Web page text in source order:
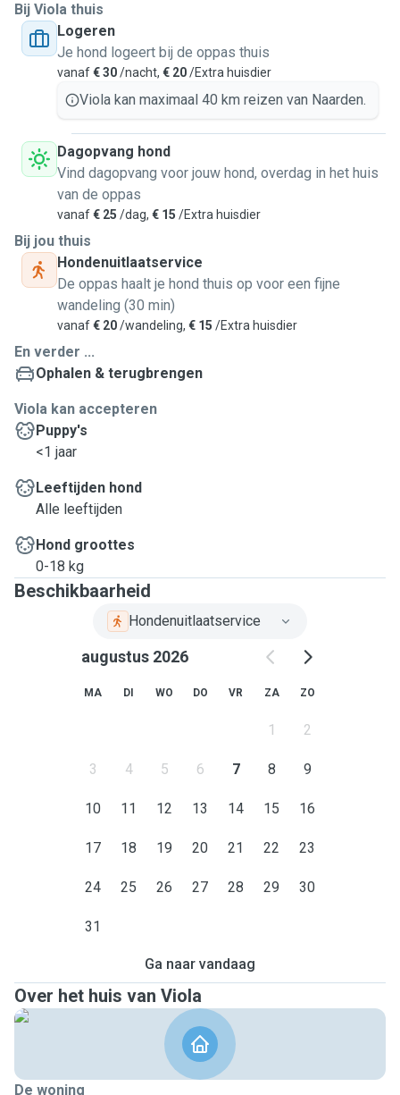
Bij Viola thuis
Logeren
Je hond logeert bij de oppas thuis
vanaf€ 30/nacht, € 20/Extra huisdier
Viola kan maximaal 40 km reizen van Naarden.
Dagopvang hond
Vind dagopvang voor jouw hond, overdag in het huis
van de oppas
vanaf€ 25 /dag, € 15 /Extra huisdier
Bij jou thuis
Hondenuitlaatservice
De oppas haalt je hond thuis op voor een fijne
wandeling (30 min)
vanaf€ 20/wandeling, € 15 /Extra huisdier
En verder ...
Ophalen & terugbrengen
Viola kan accepteren
Puppy's
<1 jaar
Leeftijden hond
Alle leeftijden
Hond groottes
0-18 kg
Beschikbaarheid
Hondenuitlaatservice
augustus 2026
MA DI WO DO VR ZA ZO
1 2
3 4 5 6 7 8 9
10 11 12 13 14 15 16
17 18 19 20 21 22 23
24 25 26 27 28 29 30
31
Ga naar vandaag
Over het huis van Viola
De woning